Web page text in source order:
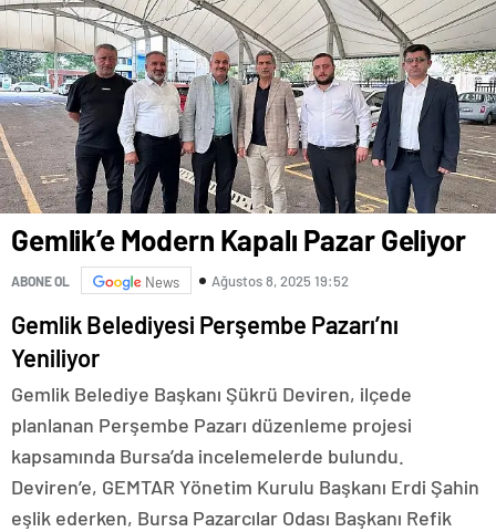
Gemlik’e Modern Kapalı Pazar Geliyor
ABONE OL News Ağustos 8, 2025 19:52
Gemlik Belediyesi Perşembe Pazarı’nı
Yeniliyor
Gemlik Belediye Başkanı Şükrü Deviren, ilçede
planlanan Perşembe Pazarı düzenleme projesi
kapsamında Bursa’da incelemelerde bulundu.
Deviren’e, GEMTAR Yönetim Kurulu Başkanı Erdi Şahin
eşlik ederken, Bursa Pazarcılar Odası Başkanı Refik